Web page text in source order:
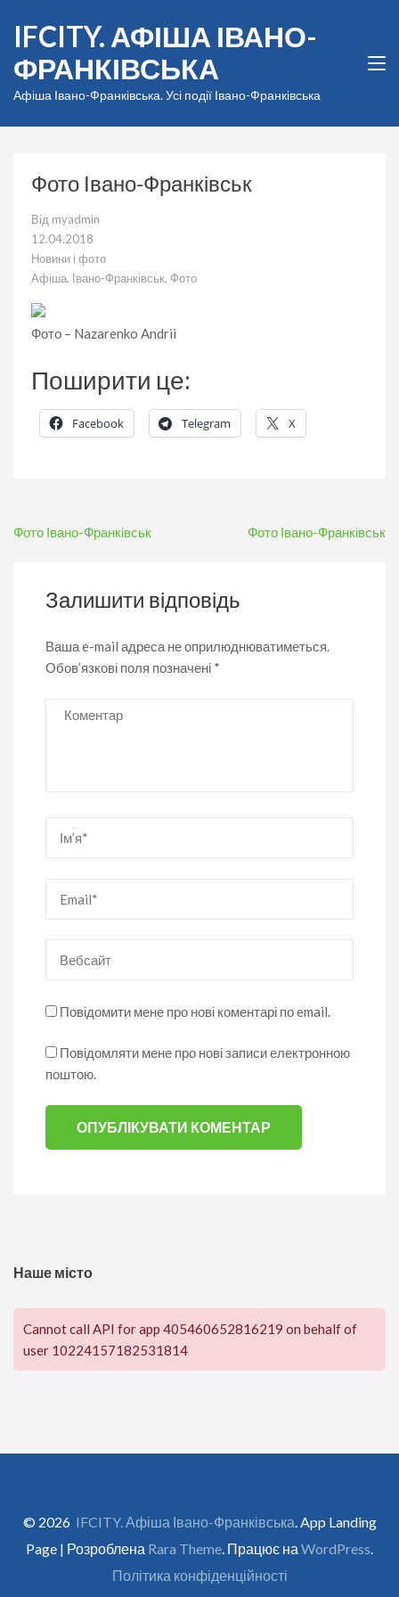
вмісту
(натисніть
Enter)
IFCITY. АФІША ІВАНО-
ФРАНКІВСЬКА
Афіша Івано-Франківська. Усі події Івано-Франківська
Фото Івано-Франківськ
Від myadmin
12.04.2018
Новини і фото
Афіша, Івано-Франківськ, Фото
Фото – Nazarenko Andrii
Поширити це:
Facebook Telegram X
Навігація
Фото Івано-Франківськ Фото Івано-Франківськ
Залишити відповідь
Ваша e-mail адреса не оприлюднюватиметься.
Обов’язкові поля позначені *
Коментар
Повідомити мене про нові коментарі по email.
Повідомляти мене про нові записи електронною
поштою.
Наше місто
Cannot call API for app 405460652816219 on behalf of
user 10224157182531814
© 2026 IFCITY. Афіша Івано-Франківська . App Landing
Page | Розроблена Rara Theme . Працює на WordPress
Політика конфіденційності